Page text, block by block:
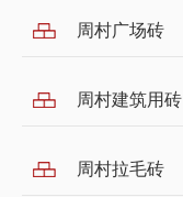
周村广场砖
周村建筑用砖
周村拉毛砖